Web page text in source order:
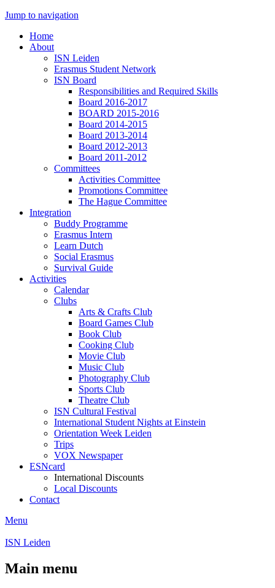
Jump to navigation
Home
About
ISN Leiden
Erasmus Student Network
ISN Board
Responsibilities and Required Skills
Board 2016-2017
BOARD 2015-2016
Board 2014-2015
Board 2013-2014
Board 2012-2013
Board 2011-2012
Committees
Activities Committee
Promotions Committee
The Hague Committee
Integration
Buddy Programme
Erasmus Intern
Learn Dutch
Social Erasmus
Survival Guide
Activities
Calendar
Clubs
Arts & Crafts Club
Board Games Club
Book Club
Cooking Club
Movie Club
Music Club
Photography Club
Sports Club
Theatre Club
ISN Cultural Festival
International Student Nights at Einstein
Orientation Week Leiden
Trips
VOX Newspaper
ESNcard
International Discounts
Local Discounts
Contact
Menu
ISN Leiden
Main menu